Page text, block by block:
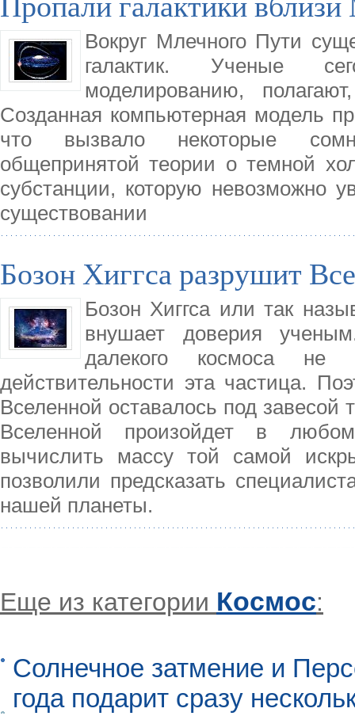
Вокруг Млечного Пути
галактик. Ученые
моделированию,
Созданная компьютерная модель
что вызвало некоторые
общепринятой теории о темной
субстанции, которую невозможно
существовании
Бозон Хиггса разрушит
Бозон Хиггса или так
внушает доверия
далекого космоса
действительности эта частица.
Вселенной оставалось под
Вселенной произойдет в
вычислить массу той самой
позволили предсказать
нашей планеты.
Еще из категории Космос:
Солнечное затмение и
года подарит сразу